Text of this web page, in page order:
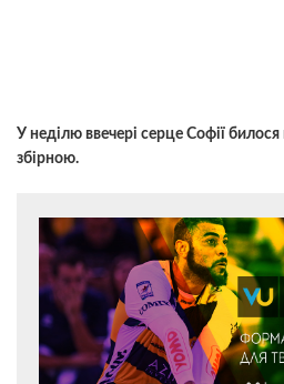
У неділю ввечері серце Софії
збірною.